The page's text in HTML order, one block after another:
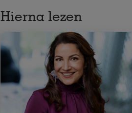
Hierna lezen